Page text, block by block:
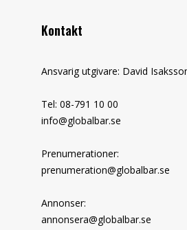
Kontakt
Ansvarig utgivare: David
Tel: 08-791 10 00
info@globalbar.se
Prenumerationer:
prenumeration@globalbar.se
Annonser:
annonsera@globalbar.se